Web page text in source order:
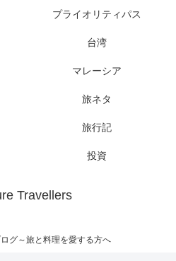
Travellers
グ～旅と料理を愛する方へ
プライオリティパス
台湾
マレーシア
旅ネタ
旅行記
投資